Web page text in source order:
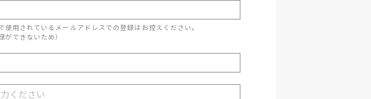
用されているメールアドレスでの登録はお控えください。
ができないため）